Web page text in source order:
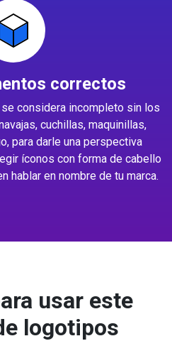
correctos
considera incompleto sin los
cuchillas, maquinillas,
para darle una perspectiva
íconos con forma de cabello
hablar en nombre de tu marca.
usar este
logotipos